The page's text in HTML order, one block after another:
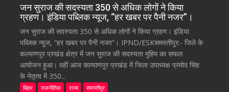
जन सुराज की सदस्यता 350 से अधिक लोगों ने किया
ग्रहण। इंडिया पब्लिक न्यूज, “हर खबर पर पैनी नजर”।
जन सुराज की सदस्यता 350 से अधिक लोगों ने किया ग्रहण। इंडिया
पब्लिक न्यूज, “हर खबर पर पैनी नजर”। IPND/ESKसमस्तीपुर:- जिले के
कल्याणपुर प्रखंड क्षेत्र में जन सुराज की सदस्यता मुहिम का सफल
आयोजन हुआ। वहीं आज कल्याणपुर प्रखंड में जिला उपाध्यक्ष प्रमोद सिंह
के नेतृत्व में 350...
बिहार राजनीतिक राज्य समस्तीपुर